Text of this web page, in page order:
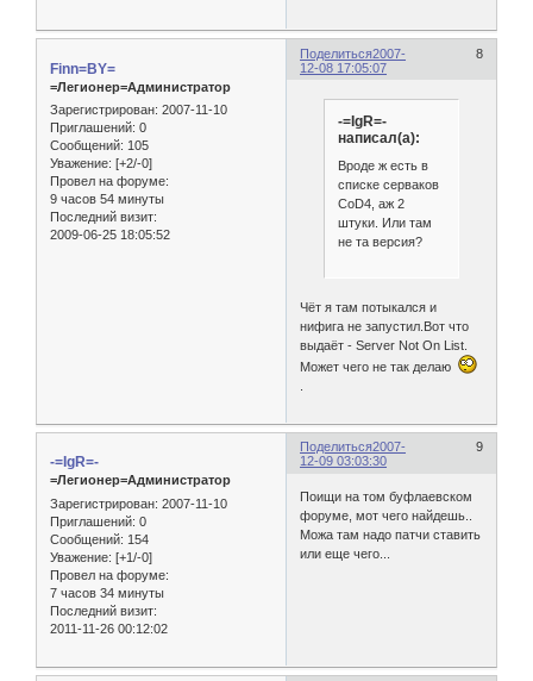
Поделиться 8
2007-
12-08 17:05:07
Finn=BY=
=Легионер=Администратор
Зарегистрирован: 2007-11-10
Приглашений: 0
Сообщений: 105
Уважение: [+2/-0]
Провел на форуме:
9 часов 54 минуты
Последний визит:
2009-06-25 18:05:52
-=IgR=-
написал(а):
Вроде ж есть в
списке серваков
CoD4, аж 2
штуки. Или там
не та версия?
Чёт я там потыкался и
нифига не запустил.Вот что
выдаёт - Server Not On List.
Может чего не так делаю
Поделиться 9
2007-
12-09 03:03:30
-=IgR=-
=Легионер=Администратор
Зарегистрирован: 2007-11-10
Приглашений: 0
Сообщений: 154
Уважение: [+1/-0]
Провел на форуме:
7 часов 34 минуты
Последний визит:
2011-11-26 00:12:02
Поищи на том буфлаевском
форуме, мот чего найдешь..
Можа там надо патчи ставить
или еще чего...